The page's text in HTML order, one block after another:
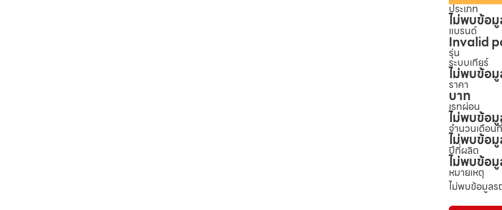
ประเภท
ไม่พบข้อ
แบรนด์
Invalid
รุ่น
ระบบเกียร์
ไม่พบข้อ
ราคา
บาท
เรทผ่อน
ไม่พบข้อ
จำนวนเดือน
ไม่พบข้อ
ปีที่ผลิต
ไม่พบข้อ
หมายเหตุ
ไม่พบข้อมูล